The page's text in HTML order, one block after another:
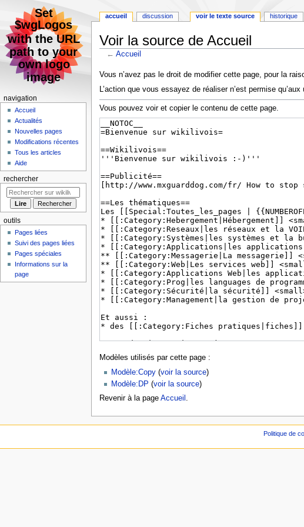
Voir la source de Accueil
←Accueil
Aller
à
navigation
Aller
à
recherche
Vous n’avez pas le droit de modifier cette page, pour la
L’action que vous essayez de réaliser n’est permise
Vous pouvez voir et copier le contenu de cette page.
Modèles utilisés par cette page :
Modèle:Copy(voir la source)
Modèle:DP (voir la source)
Revenir à la page Accueil .
accueil discussion voir le texte source historique
navigation
Accueil
Actualités
Nouvelles pages
Modifications récentes
Tous les articles
Aide
rechercher
outils
Pages liées
Suivi des pages liées
Pages spéciales
Informations sur la
page
Politique de